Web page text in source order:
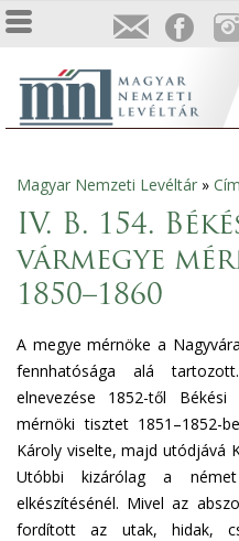
Jelenlegi
hely
Magyar Nemzeti Levéltár »
IV. B. 154.
vármegye
1850–1860
A megye mérnöke a
fennhatósága alá
elnevezése 1852-től
mérnöki tisztet 1851–1852-
Károly viselte, majd utódjává
Utóbbi kizárólag a
elkészítésénél. Mivel az
fordított az utak, hidak,